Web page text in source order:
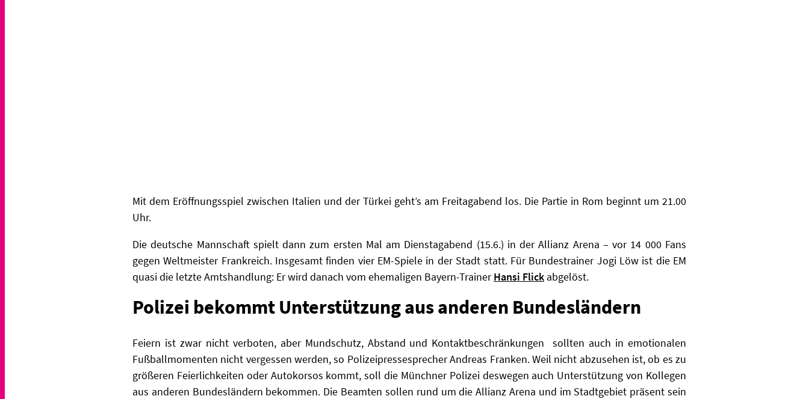
Mit dem Eröffnungsspiel zwischen Italien und der Türkei geht’s am Freitagabend los. Die Partie in Rom beginnt um 21.00
Uhr.
Die deutsche Mannschaft spielt dann zum ersten Mal am Dienstagabend (15.6.) in der Allianz Arena – vor 14 000 Fans
gegen Weltmeister Frankreich. Insgesamt finden vier EM-Spiele in der Stadt statt. Für Bundestrainer Jogi Löw ist die EM
quasi die letzte Amtshandlung: Er wird danach vom ehemaligen Bayern-TrainerHansi Flick abgelöst.
Polizei bekommt Unterstützung aus anderen Bundesländern
Feiern ist zwar nicht verboten, aber Mundschutz, Abstand und Kontaktbeschränkungen sollten auch in emotionalen
Fußballmomenten nicht vergessen werden, so Polizeipressesprecher Andreas Franken. Weil nicht abzusehen ist, ob es zu
größeren Feierlichkeiten oder Autokorsos kommt, soll die Münchner Polizei deswegen auch Unterstützung von Kollegen
aus anderen Bundesländern bekommen. Die Beamten sollen rund um die Allianz Arena und im Stadtgebiet präsent sein